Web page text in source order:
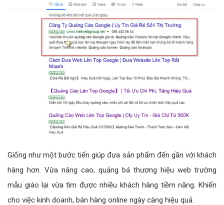
Giống như một bước tiến giúp đưa sản phẩm đến gần với khách
hàng hơn. Vừa nâng cao, quảng bá thương hiệu web trường
mẫu giáo lại vừa tìm được nhiều khách hàng tiềm năng. Khiến
cho việc kinh doanh, bán hàng online ngày càng hiệu quả.